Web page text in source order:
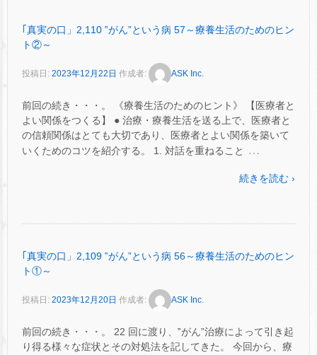
｢真実の口」2,110 ‟がん”という病 57～療養生活のためのヒン
ト②～
投稿日: 2023年12月22日 作成者: ASK Inc.
前回の続き・・・。 《療養生活のためのヒント》 【医療者と
よい関係をつくる】 ● 治療・療養生活を送る上で、医療者と
の信頼関係はとても大切であり、医療者とよい関係を築いて
いくためのコツを紹介する。 1. 対話を重ねること
…
続きを読む ›
｢真実の口」2,109 ‟がん”という病 56～療養生活のためのヒン
ト①～
投稿日: 2023年12月20日 作成者: ASK Inc.
前回の続き・・・。 22 回に渡り、‟がん”治療によって引き起
り得る様々な症状とその対処法を記してきた。 今回から、療